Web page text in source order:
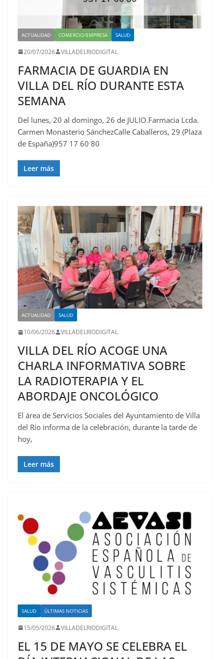
ACTUALIDAD COMERCIO/EMPRESA SALUD
20/07/2026 VILLADELRIODIGITAL
FARMACIA DE GUARDIA EN
VILLA DEL RÍO DURANTE ESTA
SEMANA
Del lunes, 20 al domingo, 26 de JULIO.Farmacia Lcda.
Carmen Monasterio SánchezCalle Caballeros, 29 (Plaza
de España)957 17 60 80
Leer más
ACTUALIDAD SALUD
10/06/2026 VILLADELRIODIGITAL
VILLA DEL RÍO ACOGE UNA
CHARLA INFORMATIVA SOBRE
LA RADIOTERAPIA Y EL
ABORDAJE ONCOLÓGICO
El área de Servicios Sociales del Ayuntamiento de Villa
del Río informa de la celebración, durante la tarde de
hoy,
Leer más
SALUD ÚLTIMAS NOTICIAS
15/05/2026 VILLADELRIODIGITAL
EL 15 DE MAYO SE CELEBRA EL